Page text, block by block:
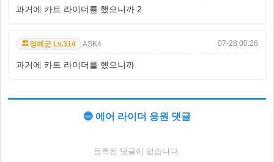
과거에 카트 라이더를 했으니까 2
🏛️정예군 Lv.314 ASK4 07-28 00:26
과거에 카트 라이더를 했으니까
🔵 에어 라이더 응원 댓글
등록된 댓글이 없습니다.